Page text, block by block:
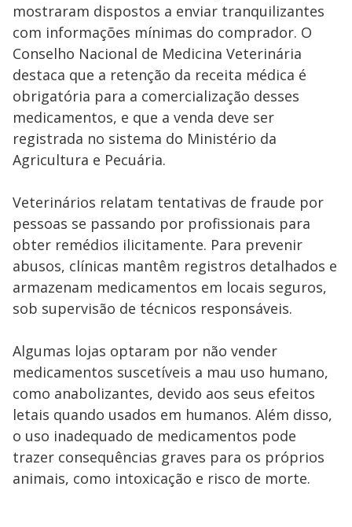
mostraram dispostos a enviar tranquilizantes
com informações mínimas do comprador. O
Conselho Nacional de Medicina Veterinária
destaca que a retenção da receita médica é
obrigatória para a comercialização desses
medicamentos, e que a venda deve ser
registrada no sistema do Ministério da
Agricultura e Pecuária.
Veterinários relatam tentativas de fraude por
pessoas se passando por profissionais para
obter remédios ilicitamente. Para prevenir
abusos, clínicas mantêm registros detalhados e
armazenam medicamentos em locais seguros,
sob supervisão de técnicos responsáveis.
Algumas lojas optaram por não vender
medicamentos suscetíveis a mau uso humano,
como anabolizantes, devido aos seus efeitos
letais quando usados em humanos. Além disso,
o uso inadequado de medicamentos pode
trazer consequências graves para os próprios
animais, como intoxicação e risco de morte.